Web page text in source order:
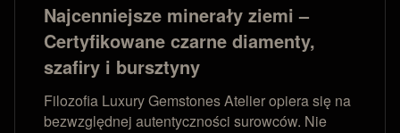
Najcenniejsze minerały ziemi –
Certyfikowane czarne diamenty,
szafiry i bursztyny
Filozofia Luxury Gemstones Atelier opiera się na
bezwzględnej autentyczności surowców. Nie